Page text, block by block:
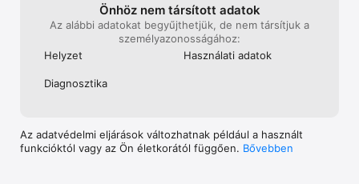
automatikusan megjelenik a zárolt képernyőn, így egy
koppintással hosszabbíthatod meg vagy állíthatod le
Önhöz nem társított adatok
Az alábbi adatokat begyűjthetjük, de nem társítjuk a
személy­azonos­ságához:
Helyzet
Használati adatok
Diagnosztika
Az adatvédelmi eljárások változhatnak például a használt
funkcióktól vagy az Ön életkorától függően. Bővebben